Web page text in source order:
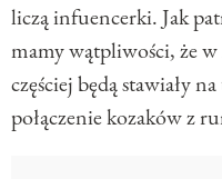
liczą infuencerki. Jak
mamy wątpliwości, że
częściej będą stawiały
połączenie kozaków z